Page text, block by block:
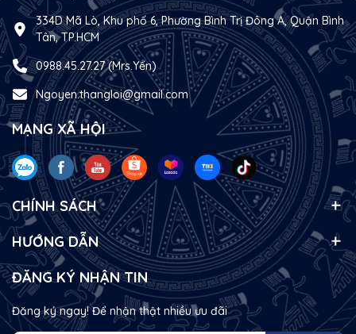
334D Mã Lò, Khu phố 6, Phường Bình Trị Đông A, Quận Bình
Tân, TP.HCM
0988.45.27.27 (Mrs.Yến)
Ngoyen.thangloi@gmail.com
MẠNG XÃ HỘI
CHÍNH SÁCH
HƯỚNG DẪN
ĐĂNG KÝ NHẬN TIN
Đăng ký ngay! Để nhận thật nhiều ưu đãi